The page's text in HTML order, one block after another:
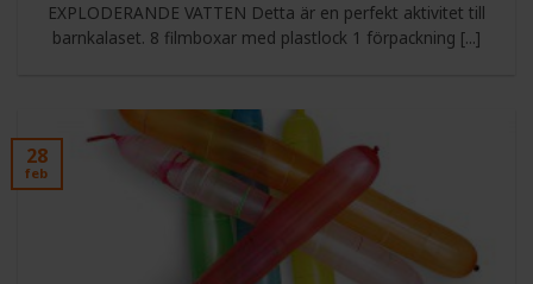
EXPLODERANDE VATTEN Detta är en perfekt aktivitet till
barnkalaset. 8 filmboxar med plastlock 1 förpackning [...]
28
feb